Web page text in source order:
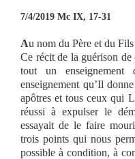
7/4/2019 Mc IX, 17-31
Au nom du Père et du
Ce récit de la guérison de
tout un
enseignement qu’Il
apôtres et tous ceux qui
réussi à expulser le
essayait de le faire
trois points qui nous
possible à condition, à